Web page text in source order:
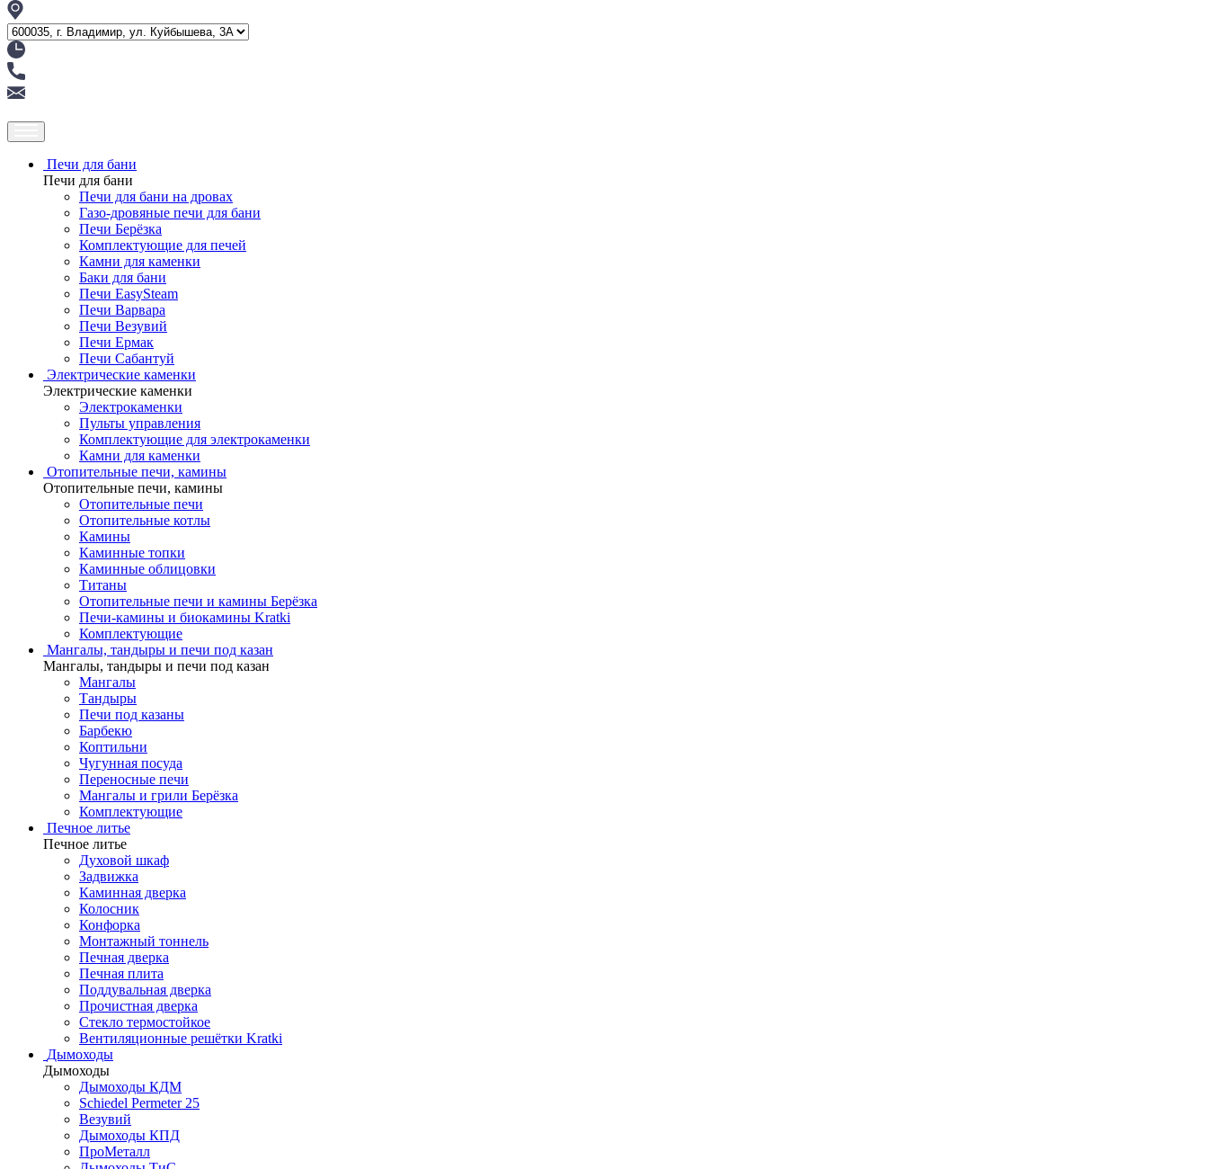
Печи для бани
Печи для бани
Печи для бани на дровах
Газо-дровяные печи для бани
Печи Берёзка
Комплектующие для печей
Камни для каменки
Баки для бани
Печи EasySteam
Печи Варвара
Печи Везувий
Печи Ермак
Печи Сабантуй
Электрические каменки
Электрические каменки
Электрокаменки
Пульты управления
Комплектующие для электрокаменки
Камни для каменки
Отопительные печи, камины
Отопительные печи, камины
Отопительные печи
Отопительные котлы
Камины
Каминные топки
Каминные облицовки
Титаны
Отопительные печи и камины Берёзка
Печи-камины и биокамины Kratki
Комплектующие
Мангалы, тандыры и печи под казан
Мангалы, тандыры и печи под казан
Мангалы
Тандыры
Печи под казаны
Барбекю
Коптильни
Чугунная посуда
Переносные печи
Мангалы и грили Берёзка
Комплектующие
Печное литье
Печное литье
Духовой шкаф
Задвижка
Каминная дверка
Колосник
Конфорка
Монтажный тоннель
Печная дверка
Печная плита
Поддувальная дверка
Прочистная дверка
Стекло термостойкое
Вентиляционные решётки Kratki
Дымоходы
Дымоходы
Дымоходы КДМ
Schiedel Permeter 25
Везувий
Дымоходы КПД
ПроМеталл